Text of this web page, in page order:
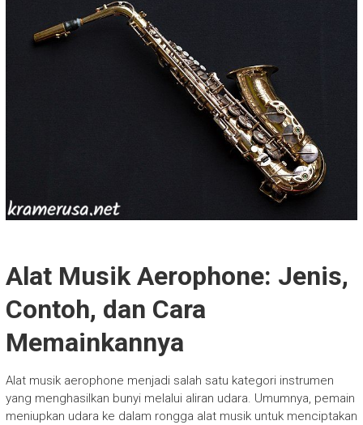
Alat Musik Aerophone: Jenis,
Contoh, dan Cara
Memainkannya
Alat musik aerophone menjadi salah satu kategori instrumen
yang menghasilkan bunyi melalui aliran udara. Umumnya, pemain
meniupkan udara ke dalam rongga alat musik untuk menciptakan